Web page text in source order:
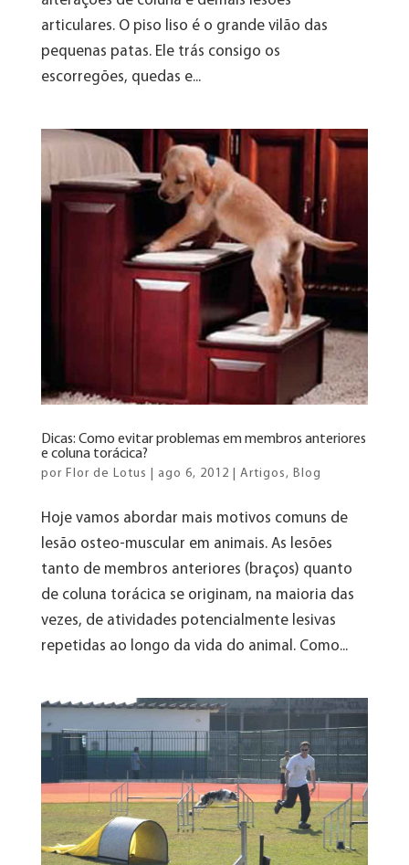
articulares. O piso liso é o grande vilão das
pequenas patas. Ele trás consigo os
escorregões, quedas e...
Dicas: Como evitar problemas em membros anteriores
e coluna torácica?
por Flor de Lotus ago 6, 2012 Artigos, Blog
Hoje vamos abordar mais motivos comuns de
lesão osteo-muscular em animais. As lesões
tanto de membros anteriores (braços) quanto
de coluna torácica se originam, na maioria das
vezes, de atividades potencialmente lesivas
repetidas ao longo da vida do animal. Como...